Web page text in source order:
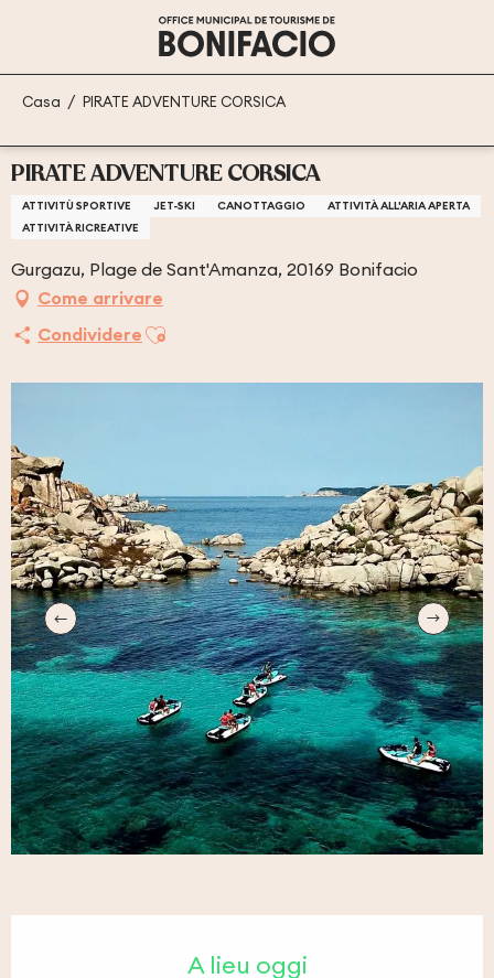
principal
Casa PIRATE ADVENTURE CORSICA
PIRATE ADVENTURE CORSICA
ATTIVITÙ SPORTIVE JET-SKI CANOTTAGGIO
ATTIVITÀ ALL'ARIA APERTA
ATTIVITÀ RICREATIVE
Gurgazu, Plage de Sant'Amanza, 20169 Bonifacio
Come arrivare
Condividere Ajouter aux favoris
A lieu oggi